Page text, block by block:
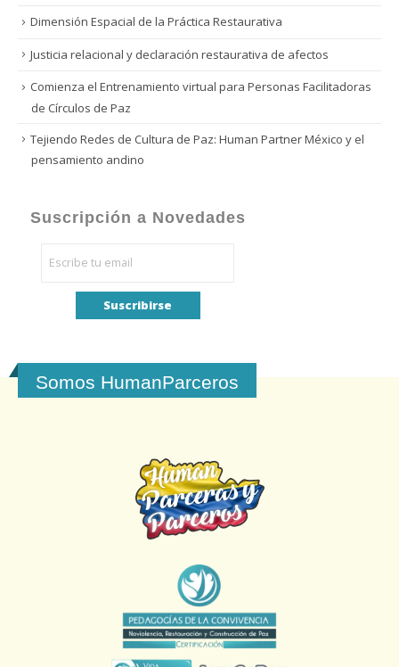
Dimensión Espacial de la Práctica Restaurativa
Justicia relacional y declaración restaurativa de afectos
Comienza el Entrenamiento virtual para Personas Facilitadoras
de Círculos de Paz
Tejiendo Redes de Cultura de Paz: Human Partner México y el
pensamiento andino
Suscripción a Novedades
Somos HumanParceros